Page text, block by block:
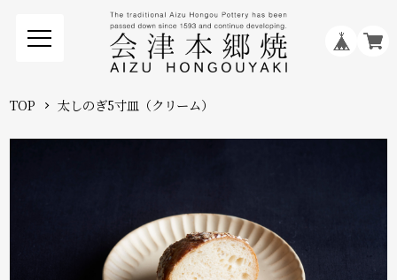
TOP 太しのぎ5寸皿（クリーム）